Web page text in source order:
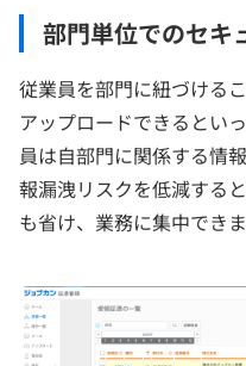
部門単位でのセキ
従業員を部門に紐づける
アップロードできるとい
員は自部門に関係する情
報漏洩リスクを低減する
も省け、業務に集中できま